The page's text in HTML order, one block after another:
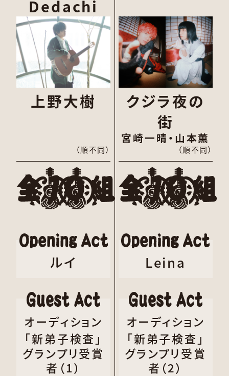
Dedachi
上野大樹
（順不同）
ルイ
オーディション
「新弟子検査」
グランプリ受賞
者（1）
クジラ夜の
街
宮崎一晴・山本薫
（順不同）
Leina
オーディション
「新弟子検査」
グランプリ受賞
者（2）